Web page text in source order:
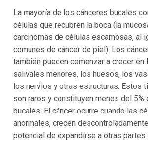
La mayoría de los cánceres bucales
células que recubren la boca (la
carcinomas de células escamosas, al
comunes de cáncer de piel). Los
también pueden comenzar a crecer en
salivales menores, los huesos, los
los nervios y otras estructuras. Estos
son raros y constituyen menos del 5%
bucales. El cáncer ocurre cuando las
anormales, crecen
potencial de expandirse a otras partes